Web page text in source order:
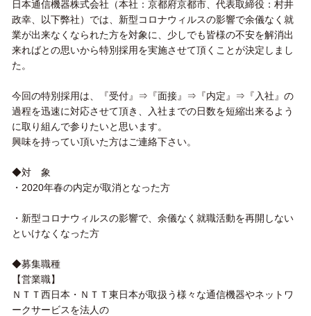
日本通信機器株式会社（本社：京都府京都市、代表取締役：村井
政幸、以下弊社）では、新型コロナウィルスの影響で余儀なく就
業が出来なくなられた方を対象に、少しでも皆様の不安を解消出
来ればとの思いから特別採用を実施させて頂くことが決定しまし
た。
今回の特別採用は、『受付』⇒『面接』⇒『内定』⇒『入社』の
過程を迅速に対応させて頂き、入社までの日数を短縮出来るよう
に取り組んで参りたいと思います。
興味を持ってい頂いた方はご連絡下さい。
◆対 象
・2020年春の内定が取消となった方
・新型コロナウィルスの影響で、余儀なく就職活動を再開しない
といけなくなった方
◆募集職種
【営業職】
ＮＴＴ西日本・ＮＴＴ東日本が取扱う様々な通信機器やネットワ
ークサービスを法人の